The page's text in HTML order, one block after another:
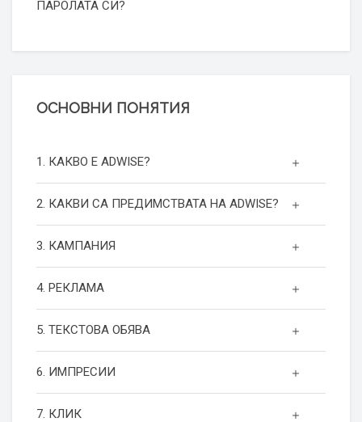
ПАРОЛАТА СИ?
ОСНОВНИ ПОНЯТИЯ
1. КАКВО Е ADWISE?
2. КАКВИ СА ПРЕДИМСТВАТА НА ADWISE?
3. КАМПАНИЯ
4. РЕКЛАМА
5. ТЕКСТОВА ОБЯВА
6. ИМПРЕСИИ
7. КЛИК